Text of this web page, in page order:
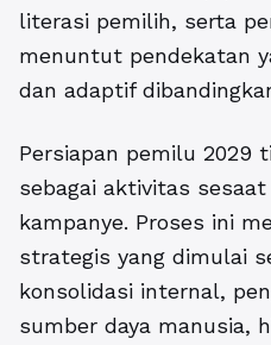
literasi pemilih, serta
menuntut pendekatan
dan adaptif
Persiapan pemilu 2029
sebagai aktivitas
kampanye. Proses ini
strategis yang dimulai
konsolidasi internal,
sumber daya manusia,